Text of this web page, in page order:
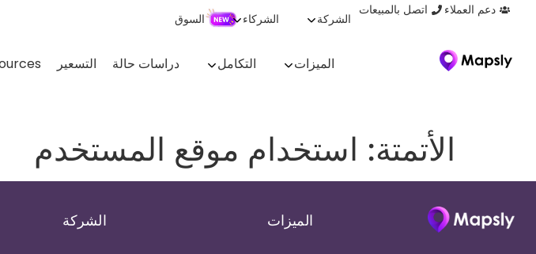
دعم العملاء اتصل بالمبيعات
الشركة الشركاء السوق
الميزات التكامل دراسات حالة التسعير
الأتمتة: استخدام موقع المستخدم
الميزات الشركة